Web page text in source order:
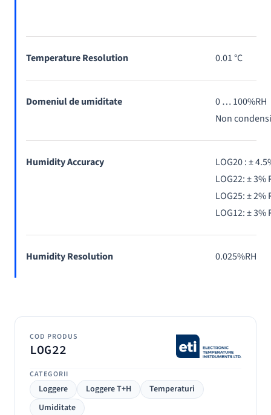
COD PRODUS
LOG22
CATEGORII
Loggere Loggere T+H
Temperaturi
Umiditate
Temperature Resolution 0.01 °C
Domeniul de umiditate
0 … 100%RH
Non
Humidity Accuracy
LOG20 : ±
LOG22: ±
LOG25: ±
LOG12: ±
Humidity Resolution 0.025%RH